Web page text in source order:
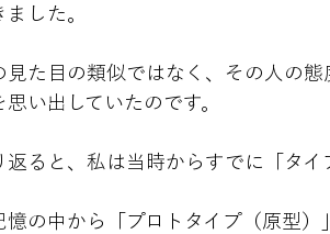
した。
見た目の類似ではなく、その人の
思い出していたのです。
返ると、私は当時からすでに「タ
憶の中から「プロトタイプ（原型）